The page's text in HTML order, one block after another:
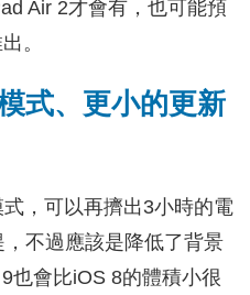
Air 2才會有，也可能預
。
式、更小的更新
，可以再擠出3小時的電
不過應該是降低了背景
也會比iOS 8的體積小很